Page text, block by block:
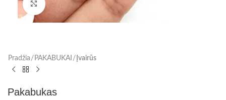
Paspauskite, kad padidinti
Pradžia PAKABUKAI Įvairūs
Pakabukas